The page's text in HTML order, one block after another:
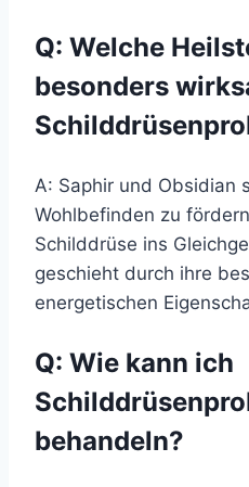
Q: Welche
besonders
A: Saphir und Obsidian
Wohlbefinden zu
Schilddrüse ins
geschieht durch ihre
energetischen
Q: Wie kann ich
behandeln?